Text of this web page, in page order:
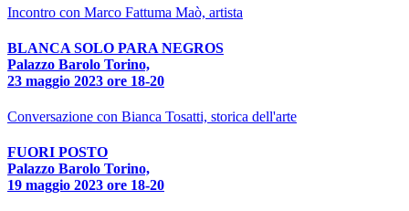
Incontro con Marco Fattuma Maò, artista
BLANCA SOLO PARA NEGROS
Palazzo Barolo Torino,
23 maggio 2023 ore 18-20
Conversazione con Bianca Tosatti, storica dell'arte
FUORI POSTO
Palazzo Barolo Torino,
19 maggio 2023 ore 18-20